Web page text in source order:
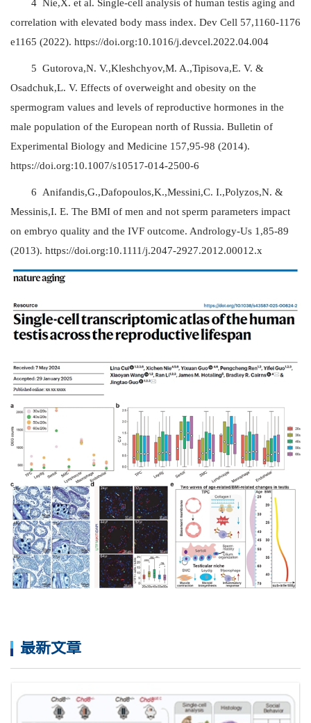
4 Nie,X. et al. Single-cell analysis of human testis aging and
correlation with elevated body mass index. Dev Cell 57,1160-1176
e1165 (2022). https://doi.org:10.1016/j.devcel.2022.04.004
5 Gutorova,N. V.,Kleshchyov,M. A.,Tipisova,E. V. &
Osadchuk,L. V. Effects of overweight and obesity on the
spermogram values and levels of reproductive hormones in the
male population of the European north of Russia. Bulletin of
Experimental Biology and Medicine 157,95-98 (2014).
https://doi.org:10.1007/s10517-014-2500-6
6 Anifandis,G.,Dafopoulos,K.,Messini,C. I.,Polyzos,N. &
Messinis,I. E. The BMI of men and not sperm parameters impact
on embryo quality and the IVF outcome. Andrology-Us 1,85-89
(2013). https://doi.org:10.1111/j.2047-2927.2012.00012.x
最新文章